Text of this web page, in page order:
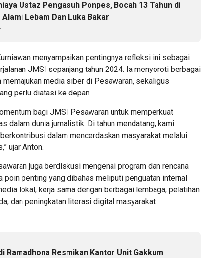
Ustaz Pengasuh Ponpes, Bocah 13 Tahun di
Lebam Dan Luka Bakar
menyampaikan pentingnya refleksi ini sebagai
JMSI sepanjang tahun 2024. Ia menyoroti berbagai
media siber di Pesawaran, sekaligus
perlu diatasi ke depan.
bagi JMSI Pesawaran untuk memperkuat
dalam dunia jurnalistik. Di tahun mendatang, kami
dalam mencerdaskan masyarakat melalui
ujar Anton.
juga berdiskusi mengenai program dan rencana
poin penting yang dibahas meliputi penguatan internal
lokal, kerja sama dengan berbagai lembaga, pelatihan
dan peningkatan literasi digital masyarakat.
Ramadhona Resmikan Kantor Unit Gakkum